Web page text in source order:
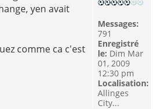
yen avait
comme ca c'est
Messages:
791
Enregistré
le: Dim Mar
01, 2009
12:30 pm
Localisation:
Allinges
City...